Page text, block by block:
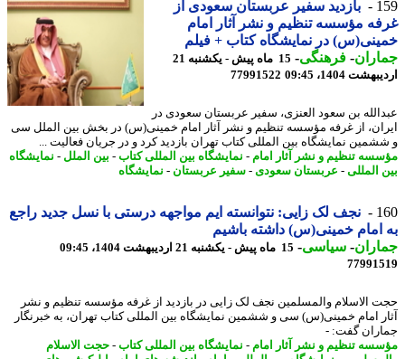
بازدید سفیر عربستان سعودی از
مؤسسه تنظیم و نشر آثار امام
در نمایشگاه کتاب + فیلم
- فرهنگی-
15 ماه پیش - یکشنبه 21
1404، 09:45
77991522
بن سعود العنزی، سفیر عربستان سعودی در
از غرفه مؤسسه تنظیم و نشر آثار امام خمینی(س) در بخش بین الملل سی
نمایشگاه بین المللی کتاب تهران بازدید کرد و در جریان فعالیت ...
تنظیم و نشر آثار امام
-نمایشگاه بین المللی کتاب-بین الملل-نمایشگاه
المللی-عربستان سعودی-سفیر عربستان-نمایشگاه
نجف لک زایی: نتوانسته ایم مواجهه درستی با نسل جدید راجع
امام خمینی(س) داشته باشیم
- سیاسی-15 ماه پیش - یکشنبه 21 اردیبهشت 1404، 09:45
الاسلام والمسلمین نجف لک زایی در بازدید از غرفه مؤسسه تنظیم و نشر
امام خمینی(س) سی و ششمین نمایشگاه بین المللی کتاب تهران، به خبرنگار
گفت: -
تنظیم و نشر آثار امام
-نمایشگاه بین المللی کتاب-حجت الاسلام